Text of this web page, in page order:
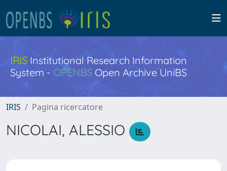
IRISInstitutional Research Information
System - OPENBS Open Archive UniBS
IRIS Pagina ricercatore
NICOLAI, ALESSIO